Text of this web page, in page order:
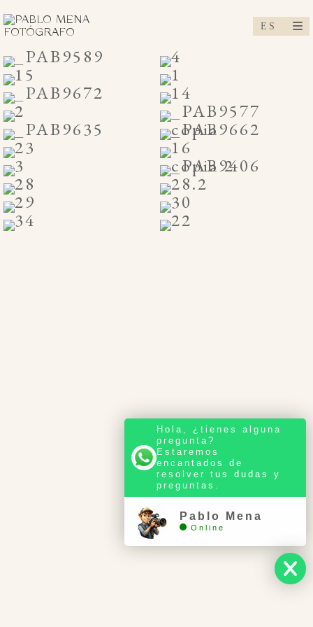
Hola, ¿tienes alguna
pregunta?
Estaremos
encantados de
resolver tus dudas y
preguntas.
Pablo Mena
Online